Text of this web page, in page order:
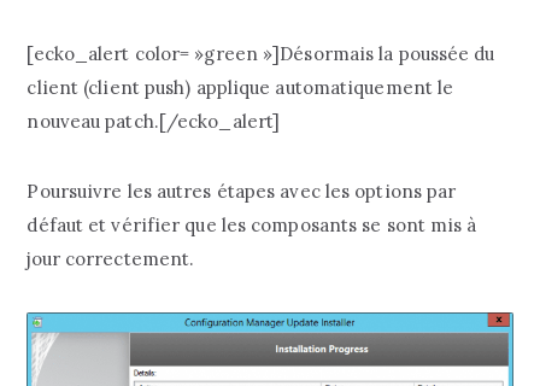
[ecko_alert color= »green »]Désormais la poussée du
client (client push) applique automatiquement le
nouveau patch.[/ecko_alert]
Poursuivre les autres étapes avec les options par
défaut et vérifier que les composants se sont mis à
jour correctement.